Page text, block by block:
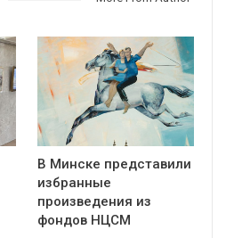
В Минске представили
избранные
произведения из
фондов НЦСМ